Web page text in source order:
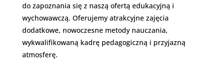
do zapoznania się z naszą ofertą edukacyjną i
wychowawczą. Oferujemy atrakcyjne zajęcia
dodatkowe, nowoczesne metody nauczania,
wykwalifikowaną kadrę pedagogiczną i przyjazną
atmosferę.